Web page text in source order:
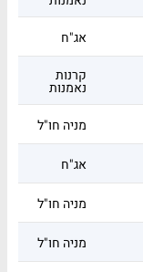
אג"ח
קרנות
נאמנות
מניה חו"ל
אג"ח
מניה חו"ל
מניה חו"ל